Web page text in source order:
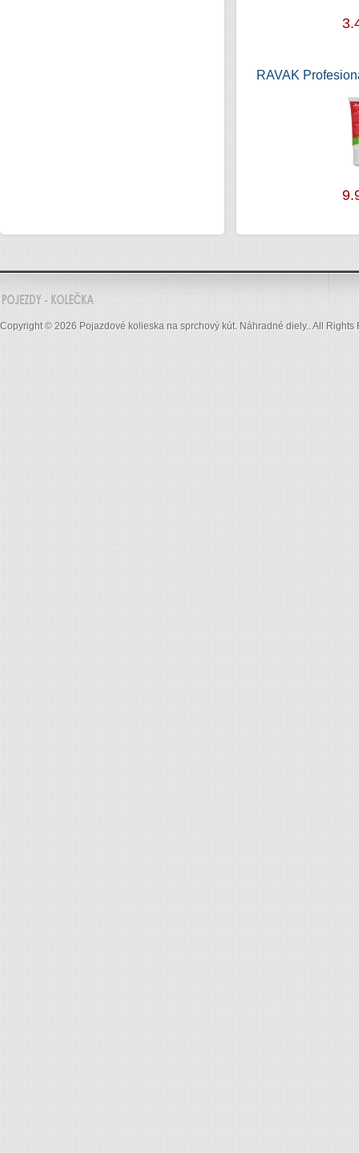
RAVAK
Copyright © 2026 Pojazdové kolieska na sprchový kút. Náhradné diely.. All Rights